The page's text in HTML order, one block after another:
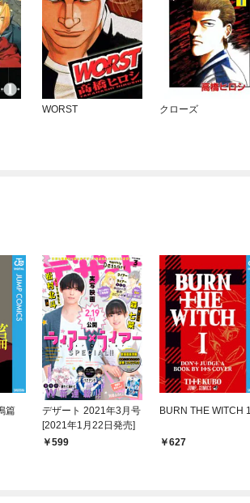
WORST クローズ
篇
デザート 2021年3月号
[2021年1月22日発売]
599
BURN THE WITCH 1
627